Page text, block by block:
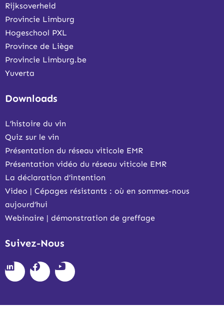
Rijksoverheid
Provincie Limburg
Hogeschool PXL
Province de Liège
Provincie Limburg.be
Yuverta
Downloads
L’histoire du vin
Quiz sur le vin
Présentation du réseau viticole EMR
Présentation vidéo du réseau viticole EMR
La déclaration d’intention
Video | Cépages résistants : où en sommes-nous
aujourd’hui
Webinaire | démonstration de greffage
Suivez-Nous